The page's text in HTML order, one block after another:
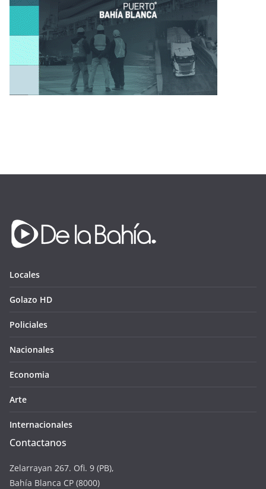
Locales
Golazo HD
Policiales
Nacionales
Economia
Arte
Internacionales
Contactanos
Zelarrayan 267. Ofi. 9 (PB),
Bahía Blanca CP (8000)